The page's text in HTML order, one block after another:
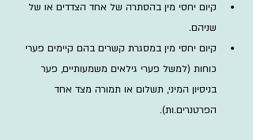
קיום יחסי מין בהסתרה של אחד הצדדים או של
שניהם.​
קיום יחסי מין במסגרת קשרים בהם קיימים פערי
כוחות (למשל פערי גילאים משמעותיים, פער
בניסיון המיני, תשלום או תמורה מצד אחד
הפרטנרים.ות).​